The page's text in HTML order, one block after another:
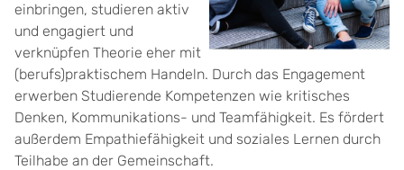
einbringen, studieren aktiv
und engagiert und
verknüpfen Theorie eher mit
(berufs)praktischem Handeln. Durch das Engagement
erwerben Studierende Kompetenzen wie kritisches
Denken, Kommunikations- und Teamfähigkeit. Es fördert
außerdem Empathiefähigkeit und soziales Lernen durch
Teilhabe an der Gemeinschaft.